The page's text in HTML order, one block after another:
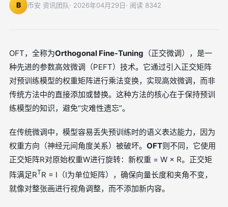
B 币安 资讯团队· 2026年04月29日· 阅读 8342
OFT，全称为Orthogonal Fine-Tuning （正交微调），是一
种先进的参数高效微调（PEFT）技术。它通过引入正交矩阵
对预训练模型的权重矩阵进行乘法变换，实现高效微调，而非
传统方法中的直接添加或替换。这种方法的核心在于保持预训
练模型的知识，避免“灾难性遗忘”。
在传统微调中，模型容易丢失预训练时的语义表达能力，因为
权重方向（神经元间角度关系）被破坏。 OFT则不同，它使用
正交矩阵R对原始权重W进行旋转：新权重 = W × R。正交矩
阵满足RTR = I（I为单位矩阵），确保向量长度和夹角不变，
就像对整张画进行视角调整，而不添加新内容。